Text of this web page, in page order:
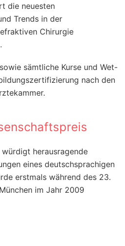
die neuesten
Trends in der
Chirurgie
sämtliche Kurse und Wet-
nach den
herausragende
eines deutschsprachigen
erstmals während des 23.
im Jahr 2009